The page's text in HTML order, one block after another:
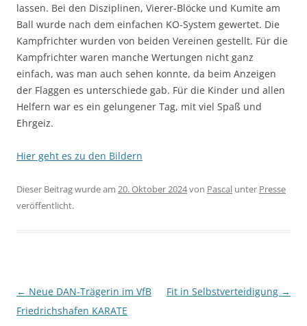
lassen. Bei den Disziplinen, Vierer-Blöcke und Kumite am
Ball wurde nach dem einfachen KO-System gewertet. Die
Kampfrichter wurden von beiden Vereinen gestellt. Für die
Kampfrichter waren manche Wertungen nicht ganz
einfach, was man auch sehen konnte, da beim Anzeigen
der Flaggen es unterschiede gab. Für die Kinder und allen
Helfern war es ein gelungener Tag, mit viel Spaß und
Ehrgeiz.
Hier geht es zu den Bildern
Dieser Beitrag wurde am 20. Oktober 2024von Pascal unter Presse
veröffentlicht.
Beitragsnavigation
← Neue DAN-Trägerin im VfB
Friedrichshafen KARATE
Fit in Selbstverteidigung →